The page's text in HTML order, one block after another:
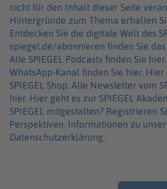
nicht für den Inhalt dieser Seite
Hintergründe zum Thema erhalten
Entdecken Sie die digitale Welt des SPIEGEL, unter
spiegel.de/abonnieren finden Sie
Alle SPIEGEL Podcasts finden Sie hier. Den SPIEGEL-
WhatsApp-Kanal finden Sie hier. Hier geht es zu unserem
SPIEGEL Shop. Alle Newsletter vom SPIEGEL finden Sie
hier. Hier geht es zur SPIEGEL Akademie. Sie möchten den
SPIEGEL mitgestalten? Registrieren
Perspektiven. Informationen zu unserer
Datenschutzerklärung.